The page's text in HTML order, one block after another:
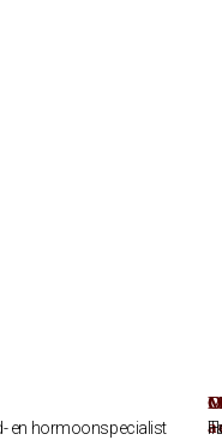
en hormoonspecialist